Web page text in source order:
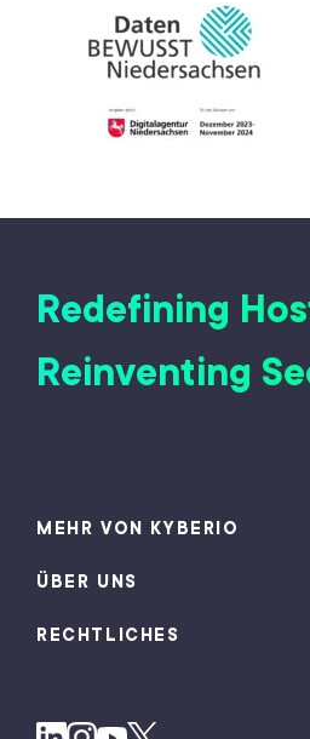
Redefining
Reinventing
MEHR VON KYBERIO
ÜBER UNS
RECHTLICHES